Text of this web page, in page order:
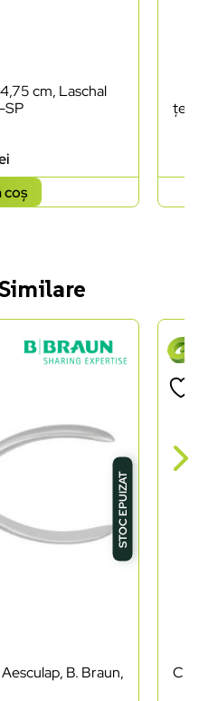
cm, Laschal
SP
coș
STOC EPUIZAT
B. Braun,